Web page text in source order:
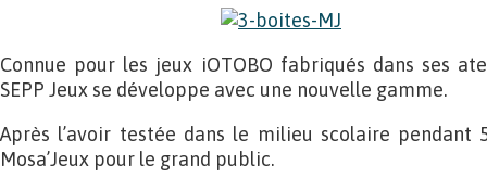
Connue pour les jeux iOTOBO fabriqués dans ses
SEPP Jeux se développe avec une nouvelle gamme.
Après l’avoir testée dans le milieu scolaire pendant
Mosa’Jeux pour le grand public.